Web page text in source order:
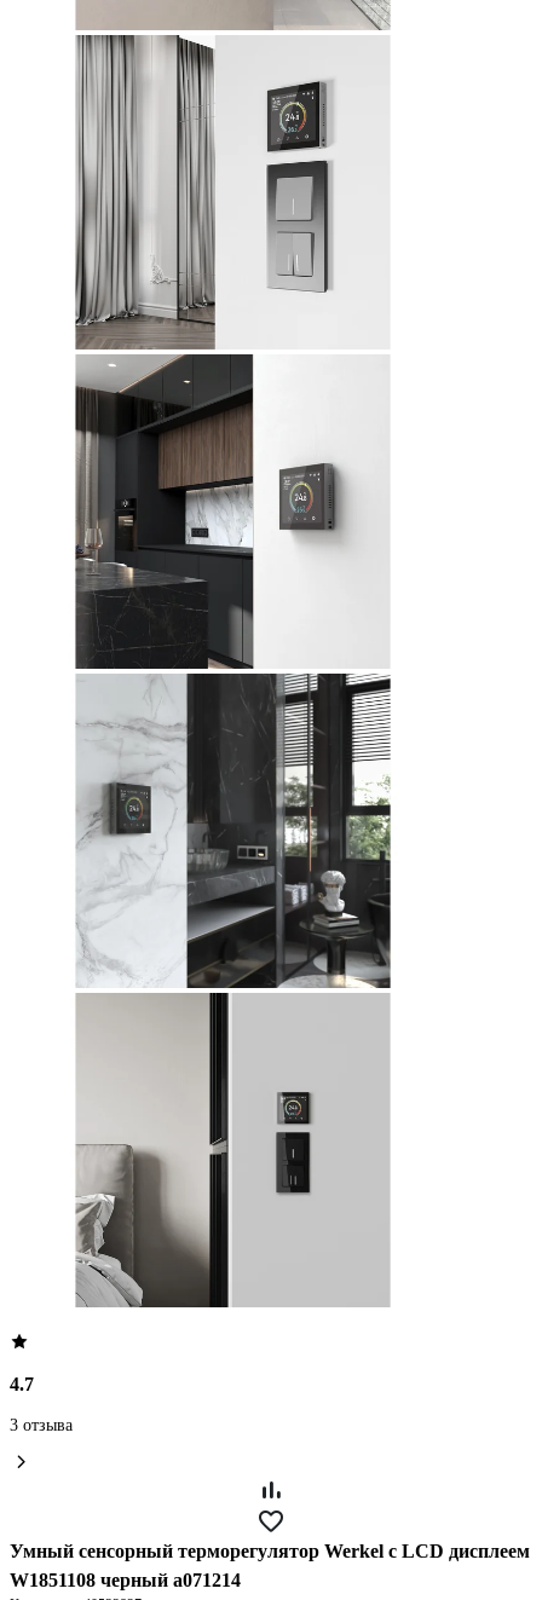
4.7
3 отзыва
Умный сенсорный терморегулятор Werkel с LCD дисплеем
W1851108 черный a071214